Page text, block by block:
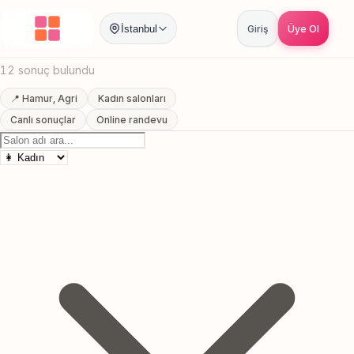
İstanbul Giriş Üye Ol
Anasayfa / Agri Hamur Kadin Sac Kesimi
Hamur, Agri Kadin Sac Kesimi
12 sonuç bulundu
📍 Hamur, Agri
Kadın salonları
Canlı sonuçlar
Online randevu